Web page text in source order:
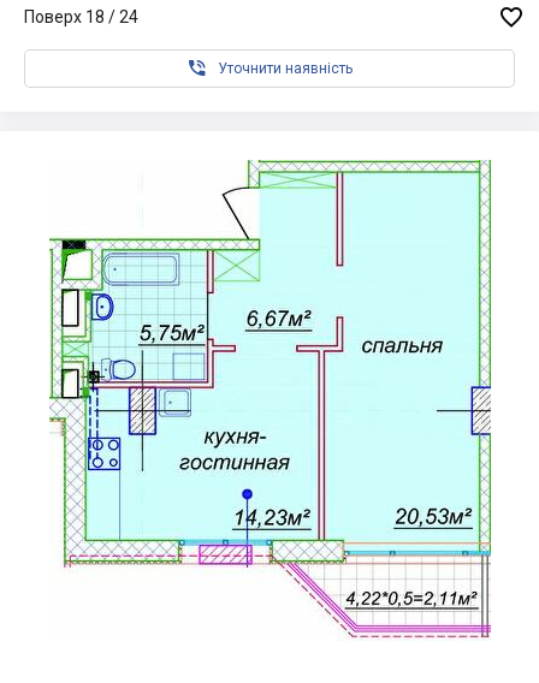
Поверх 18 / 24 
 Уточнити наявність